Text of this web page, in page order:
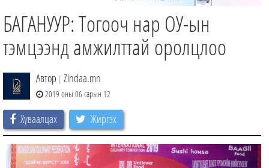
ӨГЛӨӨНИЙ СОНИН
ЗИНДАА СЭТГҮҮЛ
БАГАНУУР: Тогооч нар ОУ-ын
тэмцээнд амжилттай оролцлоо
Автор | Zindaa.mn
2019 оны 06 сарын 12
Хуваалцах Жиргэх